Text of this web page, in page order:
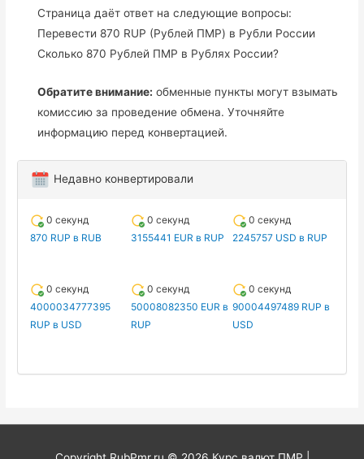
Страница даёт ответ на следующие вопросы:
Перевести 870 RUP (Рублей ПМР) в Рубли России
Сколько 870 Рублей ПМР в Рублях России?
Обратите внимание: обменные пункты могут взымать
комиссию за проведение обмена. Уточняйте
информацию перед конвертацией.
Недавно конвертировали
0 секунд
870 RUP в RUB
0 секунд
3155441 EUR в RUP
0 секунд
2245757 USD в RUP
0 секунд
4000034777395
RUP в USD
0 секунд
50008082350 EUR в
RUP
0 секунд
90004497489 RUP в
USD